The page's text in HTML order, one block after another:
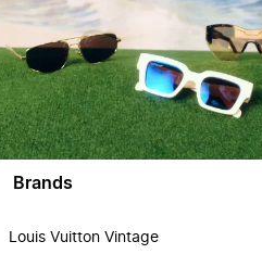
Brands
Louis Vuitton Vintage